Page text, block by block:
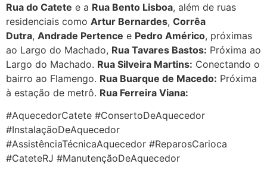
Rua do Catete e a Rua Bento Lisboa, além de ruas
residenciais como Artur Bernardes, Corrêa
Dutra, Andrade Pertence e Pedro Américo, próximas
ao Largo do Machado, Rua Tavares Bastos: Próxima ao
Largo do Machado. Rua Silveira Martins: Conectando o
bairro ao Flamengo. Rua Buarque de Macedo: Próxima
à estação de metrô. Rua Ferreira Viana:
#AquecedorCatete #ConsertoDeAquecedor
#InstalaçãoDeAquecedor
#AssistênciaTécnicaAquecedor #ReparosCarioca
#CateteRJ #ManutençãoDeAquecedor